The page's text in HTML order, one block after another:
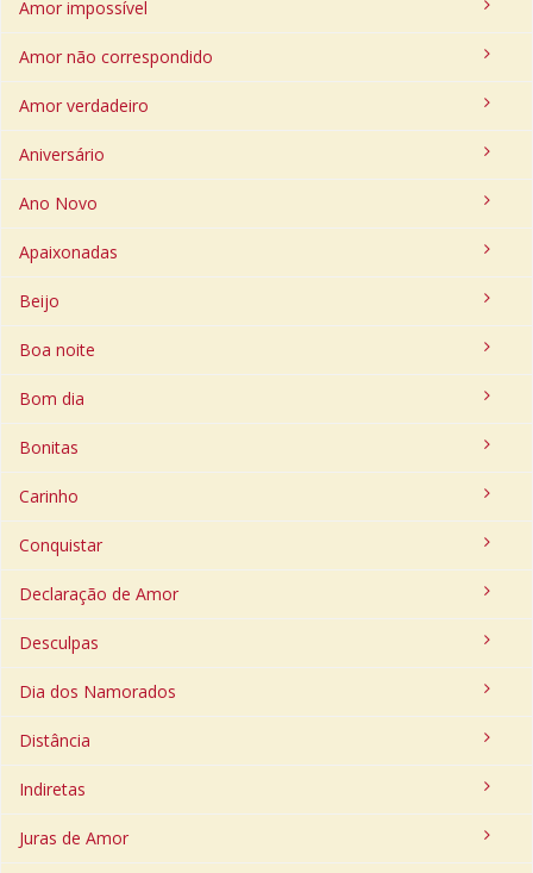
Amor impossível
Amor não correspondido
Amor verdadeiro
Aniversário
Ano Novo
Apaixonadas
Beijo
Boa noite
Bom dia
Bonitas
Carinho
Conquistar
Declaração de Amor
Desculpas
Dia dos Namorados
Distância
Indiretas
Juras de Amor